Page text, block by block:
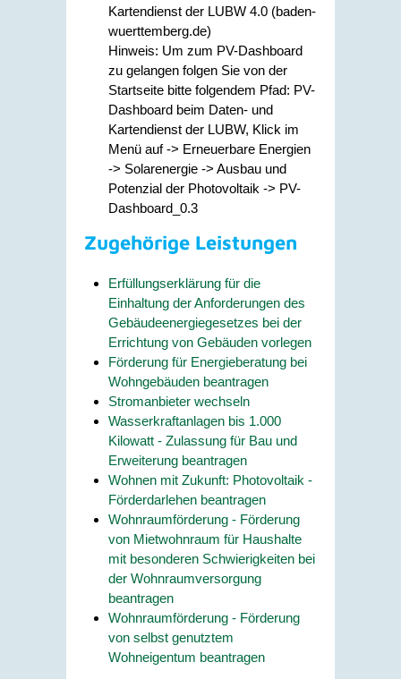
Kartendienst der LUBW 4.0 (baden-
wuerttemberg.de)
Hinweis: Um zum PV-Dashboard
zu gelangen folgen Sie von der
Startseite bitte folgendem Pfad: PV-
Dashboard beim Daten- und
Kartendienst der LUBW, Klick im
Menü auf -> Erneuerbare Energien
-> Solarenergie -> Ausbau und
Potenzial der Photovoltaik -> PV-
Dashboard_0.3
Zugehörige Leistungen
Erfüllungserklärung für die
Einhaltung der Anforderungen des
Gebäudeenergiegesetzes bei der
Errichtung von Gebäuden vorlegen
Förderung für Energieberatung bei
Wohngebäuden beantragen
Stromanbieter wechseln
Wasserkraftanlagen bis 1.000
Kilowatt - Zulassung für Bau und
Erweiterung beantragen
Wohnen mit Zukunft: Photovoltaik -
Förderdarlehen beantragen
Wohnraumförderung - Förderung
von Mietwohnraum für Haushalte
mit besonderen Schwierigkeiten bei
der Wohnraumversorgung
beantragen
Wohnraumförderung - Förderung
von selbst genutztem
Wohneigentum beantragen